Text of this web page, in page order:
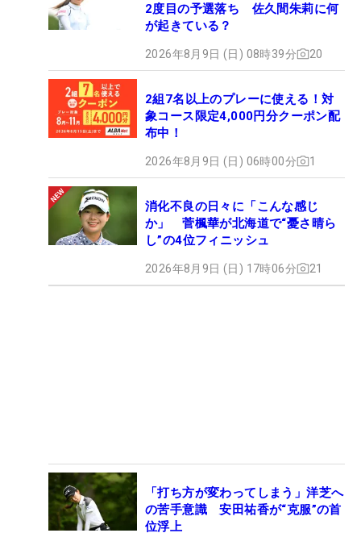
2度目の予選落ち 佐久間朱莉に何
が起きている？
2026年8月9日 (日) 08時39分 20
2組7名以上のプレーに使える！対
象コース限定4,000円分クーポン配
布中！
2026年8月9日 (日) 06時00分 1
消化不良の日々に「こんな感じ
か」 菅楓華が北海道で“憂さ晴ら
し”の4位フィニッシュ
2026年8月9日 (日) 17時06分 21
「打ち方が変わってしまう」洋芝へ
の苦手意識 安田祐香が“克服”の首
位浮上